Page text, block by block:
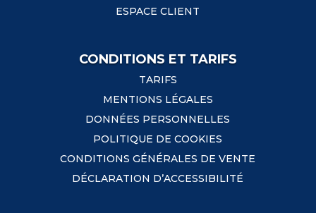
ESPACE CLIENT
CONDITIONS ET TARIFS
TARIFS
MENTIONS LÉGALES
DONNÉES PERSONNELLES
POLITIQUE DE COOKIES
CONDITIONS GÉNÉRALES DE VENTE
DÉCLARATION D’ACCESSIBILITÉ